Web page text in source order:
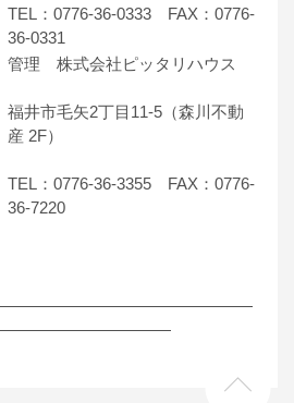
TEL：0776-36-0333 FAX：0776-
36-0331
管理 株式会社ピッタリハウス
福井市毛矢2丁目11-5（森川不動
産 2F）
TEL：0776-36-3355 FAX：0776-
36-7220